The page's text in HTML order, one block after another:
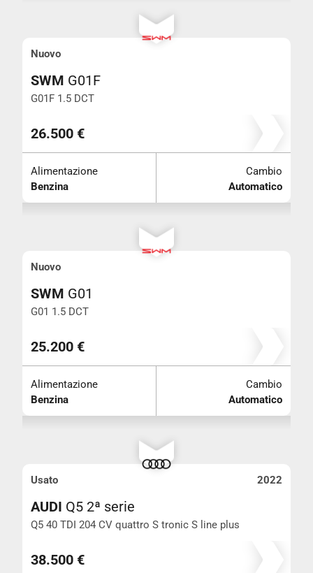
Nuovo
SWM G01F
G01F 1.5 DCT
26.500 €
Alimentazione
Benzina
Cambio
Automatico
Nuovo
SWM G01
G01 1.5 DCT
25.200 €
Alimentazione
Benzina
Cambio
Automatico
Usato 2022
AUDI Q5 2ª serie
Q5 40 TDI 204 CV quattro S tronic S line plus
Km 67.000
38.500 €